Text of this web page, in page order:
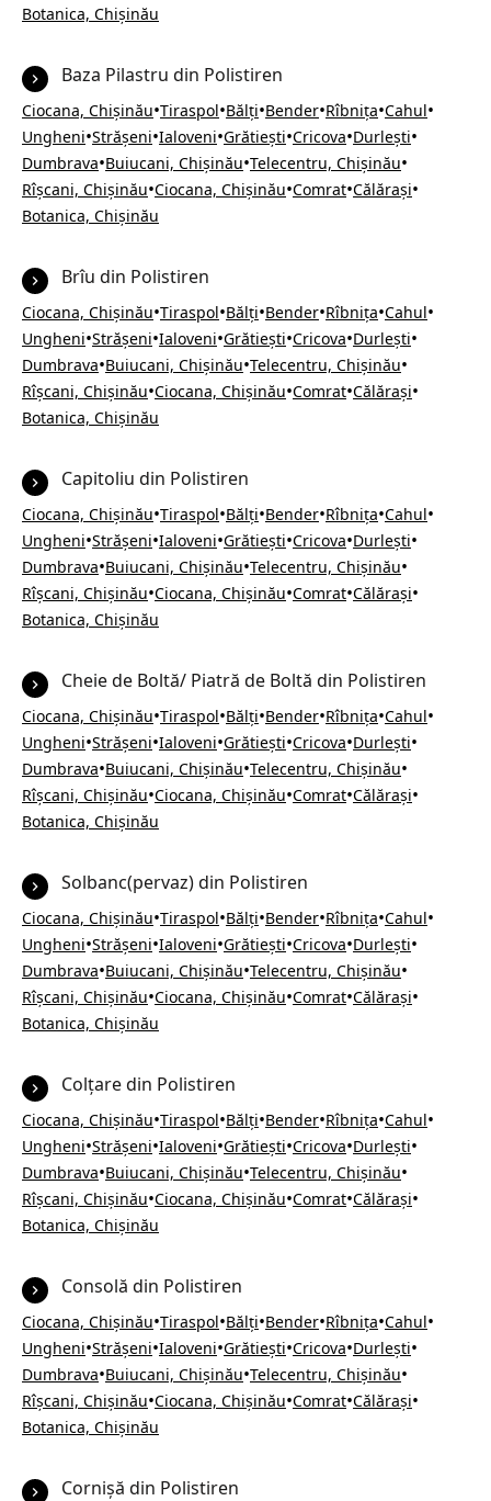
Botanica, Chișinău
Baza Pilastru din Polistiren
Ciocana, Chișinău•Tiraspol•Bălți•Bender•Rîbnița•Cahul•
Ungheni•Strășeni•Ialoveni•Grătiești•Cricova•Durlești•
Dumbrava•Buiucani, Chișinău•Telecentru, Chișinău•
Rîșcani, Chișinău•Ciocana, Chișinău•Comrat•Călărași•
Botanica, Chișinău
Brîu din Polistiren
Ciocana, Chișinău•Tiraspol•Bălți•Bender•Rîbnița•Cahul•
Ungheni•Strășeni•Ialoveni•Grătiești•Cricova•Durlești•
Dumbrava•Buiucani, Chișinău•Telecentru, Chișinău•
Rîșcani, Chișinău•Ciocana, Chișinău•Comrat•Călărași•
Botanica, Chișinău
Capitoliu din Polistiren
Ciocana, Chișinău•Tiraspol•Bălți•Bender•Rîbnița•Cahul•
Ungheni•Strășeni•Ialoveni•Grătiești•Cricova•Durlești•
Dumbrava•Buiucani, Chișinău•Telecentru, Chișinău•
Rîșcani, Chișinău•Ciocana, Chișinău•Comrat•Călărași•
Botanica, Chișinău
Cheie de Boltă/ Piatră de Boltă din Polistiren
Ciocana, Chișinău•Tiraspol•Bălți•Bender•Rîbnița•Cahul•
Ungheni•Strășeni•Ialoveni•Grătiești•Cricova•Durlești•
Dumbrava•Buiucani, Chișinău•Telecentru, Chișinău•
Rîșcani, Chișinău•Ciocana, Chișinău•Comrat•Călărași•
Botanica, Chișinău
Solbanc(pervaz) din Polistiren
Ciocana, Chișinău•Tiraspol•Bălți•Bender•Rîbnița•Cahul•
Ungheni•Strășeni•Ialoveni•Grătiești•Cricova•Durlești•
Dumbrava•Buiucani, Chișinău•Telecentru, Chișinău•
Rîșcani, Chișinău•Ciocana, Chișinău•Comrat•Călărași•
Botanica, Chișinău
Colțare din Polistiren
Ciocana, Chișinău•Tiraspol•Bălți•Bender•Rîbnița•Cahul•
Ungheni•Strășeni•Ialoveni•Grătiești•Cricova•Durlești•
Dumbrava•Buiucani, Chișinău•Telecentru, Chișinău•
Rîșcani, Chișinău•Ciocana, Chișinău•Comrat•Călărași•
Botanica, Chișinău
Consolă din Polistiren
Ciocana, Chișinău•Tiraspol•Bălți•Bender•Rîbnița•Cahul•
Ungheni•Strășeni•Ialoveni•Grătiești•Cricova•Durlești•
Dumbrava•Buiucani, Chișinău•Telecentru, Chișinău•
Rîșcani, Chișinău•Ciocana, Chișinău•Comrat•Călărași•
Botanica, Chișinău
Cornișă din Polistiren